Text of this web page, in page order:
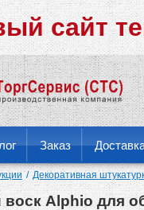
сайт
Заказ
Декоративная
Alphio для